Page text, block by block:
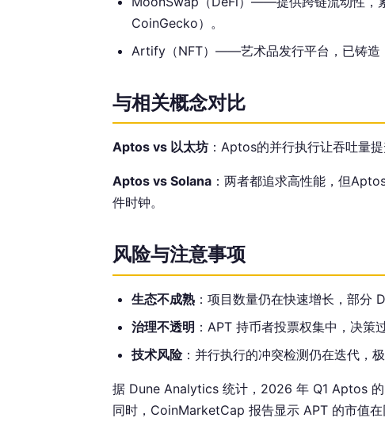
CoinGecko）。
Artify（NFT）——艺术品发行平台，已铸造
与相关概念对比
Aptos vs 以太坊 ：Aptos的并行执行让吞吐量
Aptos vs Solana ：两者都追求高性能，但
件时钟。
风险与注意事项
生态不成熟 ：项目数量仍在快速增长，部分
治理不透明 ：APT 持币者投票权集中，决策
技术风险：并行执行的冲突检测仍在迭代，
据 Dune Analytics 统计，2026 年 Q1 Aptos
同时，CoinMarketCap 报告显示 APT 的市值在